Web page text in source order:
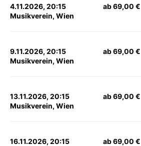
4.11.2026, 20:15
Musikverein, Wien
ab 69,00 €
9.11.2026, 20:15
Musikverein, Wien
ab 69,00 €
13.11.2026, 20:15
Musikverein, Wien
ab 69,00 €
16.11.2026, 20:15
ab 69,00 €